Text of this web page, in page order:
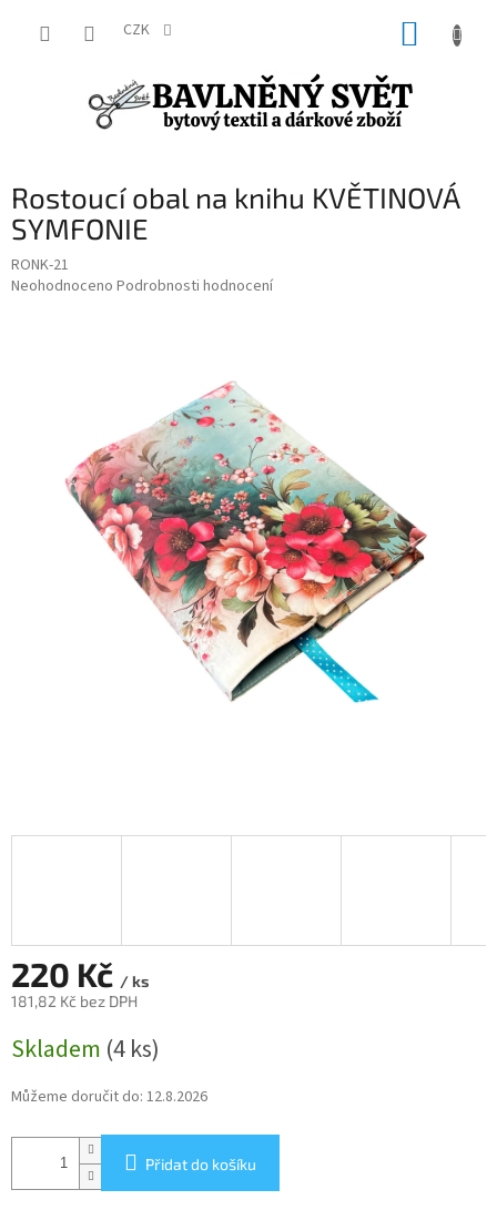
CZK
Rostoucí obal na knihu KVĚTINOVÁ
SYMFONIE
RONK-21
Průměrné
Neohodnoceno Podrobnosti hodnocení
220 Kč / ks
181,82 Kč bez DPH
cena:
Skladem (4 ks)
Můžeme doručit do: 12.8.2026
Přidat do košíku